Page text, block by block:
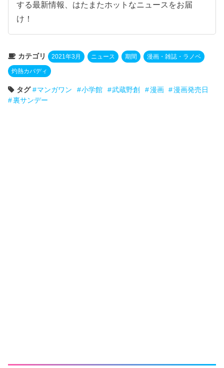
する最新情報、はたまたホットなニュースをお届
け！
カテゴリ 2021年3月 ニュース 期間 漫画・雑誌・ラノベ
灼熱カバディ
タグ マンガワン 小学館 武蔵野創 漫画
漫画発売日
裏サンデー